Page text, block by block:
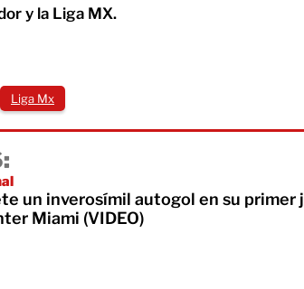
y la Liga MX.
Liga Mx
un inverosímil autogol en su primer
Miami (VIDEO)